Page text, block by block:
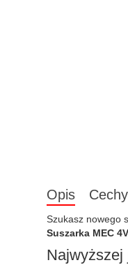
Opis
Szukasz nowego
Suszarka MEC
Najwyższej